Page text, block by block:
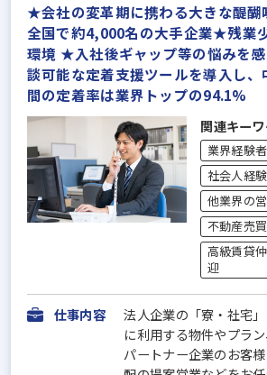
★会社の変革期に携わる大きな醍
全国で約4,000名の大手企業★残業
環境 ★入社後ギャップ等の悩みを
談可能な定着支援ツールを導入し
間の定着率は業界トップの94.1%
関連キー
業界経験
社会人経
他業界の
不動産売
高級賃貸
迎
仕事内容
法人企業の「寮・社宅
に利用する物件やプラン
パートナー企業のお客